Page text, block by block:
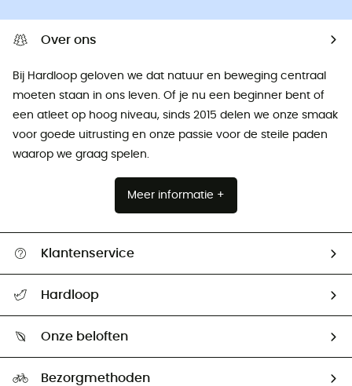
Over ons
Bij Hardloop geloven we dat natuur en beweging centraal
moeten staan ​​in ons leven. Of je nu een beginner bent of
een atleet op hoog niveau, sinds 2015 delen we onze smaak
voor goede uitrusting en onze passie voor de steile paden
waarop we graag spelen.
Meer informatie +
Klantenservice
Retourzendingen & Terugbetalingen
Hardloop
Ambassadeurs
Onze beloften
Bezorgmethoden